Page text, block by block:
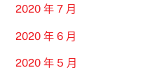
2020 年 7 月
2020 年 6 月
2020 年 5 月